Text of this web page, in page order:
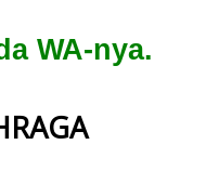
WA-nya.